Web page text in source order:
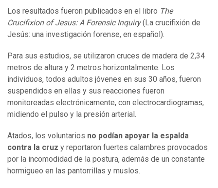
Los resultados fueron publicados en el libro The
Crucifixion of Jesus: A Forensic Inquiry(La crucifixión de
Jesús: una investigación forense, en español).
Para sus estudios, se utilizaron cruces de madera de 2,34
metros de altura y 2 metros horizontalmente. Los
individuos, todos adultos jóvenes en sus 30 años, fueron
suspendidos en ellas y sus reacciones fueron
monitoreadas electrónicamente, con electrocardiogramas,
midiendo el pulso y la presión arterial.
Atados, los voluntarios no podían apoyar la espalda
contra la cruz y reportaron fuertes calambres provocados
por la incomodidad de la postura, además de un constante
hormigueo en las pantorrillas y muslos.